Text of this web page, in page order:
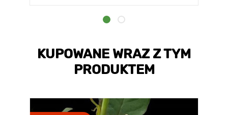
KUPOWANE WRAZ Z TYM
PRODUKTEM